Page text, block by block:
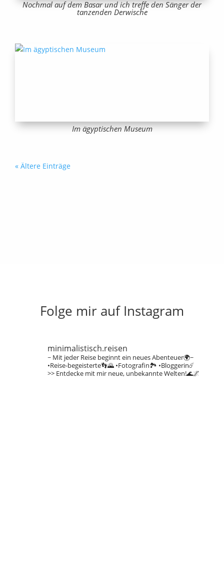
Nochmal auf dem Basar und ich treffe den Sänger der
tanzenden Derwische
Im ägyptischen Museum
« Ältere Einträge
Folge mir auf Instagram
minimalistisch.reisen
~ Mit jeder Reise beginnt ein neues Abenteuer🌍~
•Reise-begeisterte👣🌄•Fotografin🏞️ •Bloggerin☄️
>> Entdecke mit mir neue, unbekannte Welten!🌊🌌